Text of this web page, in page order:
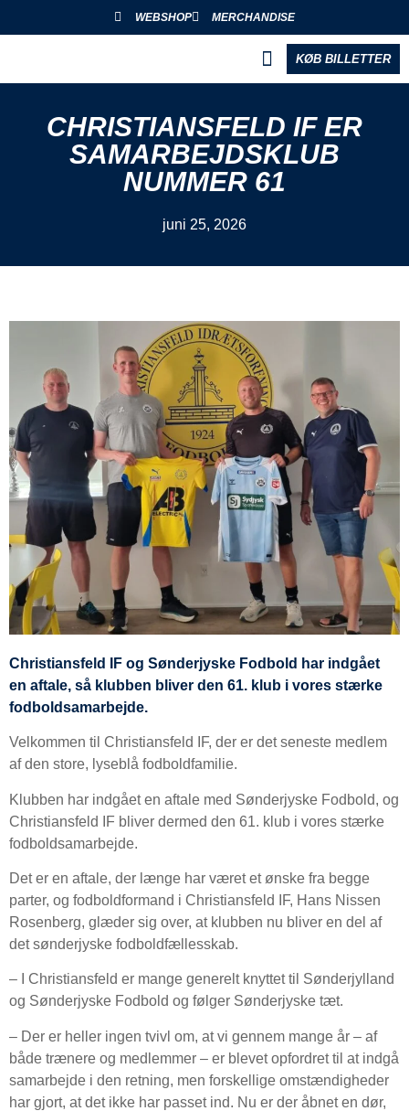
WEBSHOP MERCHANDISE
KØB BILLETTER
CHRISTIANSFELD IF ER
SAMARBEJDSKLUB
NUMMER 61
juni 25, 2026
Christiansfeld IF og Sønderjyske Fodbold har indgået
en aftale, så klubben bliver den 61. klub i vores stærke
fodboldsamarbejde.
Velkommen til Christiansfeld IF, der er det seneste medlem
af den store, lyseblå fodboldfamilie.
Klubben har indgået en aftale med Sønderjyske Fodbold, og
Christiansfeld IF bliver dermed den 61. klub i vores stærke
fodboldsamarbejde.
Det er en aftale, der længe har været et ønske fra begge
parter, og fodboldformand i Christiansfeld IF, Hans Nissen
Rosenberg, glæder sig over, at klubben nu bliver en del af
det sønderjyske fodboldfællesskab.
– I Christiansfeld er mange generelt knyttet til Sønderjylland
og Sønderjyske Fodbold og følger Sønderjyske tæt.
– Der er heller ingen tvivl om, at vi gennem mange år – af
både trænere og medlemmer – er blevet opfordret til at indgå
samarbejde i den retning, men forskellige omstændigheder
har gjort, at det ikke har passet ind. Nu er der åbnet en dør,